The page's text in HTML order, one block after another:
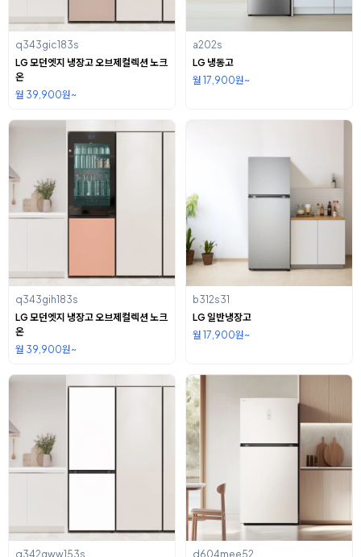
q343gic183s
LG 모던엣지 냉장고 오브제컬렉션 노크
온
월 39,900원~
a202s
LG 냉동고
월 17,900원~
q343gih183s
LG 모던엣지 냉장고 오브제컬렉션 노크
온
월 39,900원~
b312s31
LG 일반냉장고
월 17,900원~
q342gww153s
d604mee52